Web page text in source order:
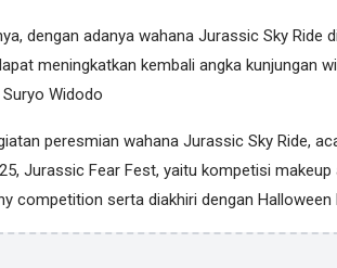
dengan adanya wahana Jurassic Sky
meningkatkan kembali angka kunjungan
Widodo
peresmian wahana Jurassic Sky Ride,
Jurassic Fear Fest, yaitu kompetisi
competition serta diakhiri dengan Halloween